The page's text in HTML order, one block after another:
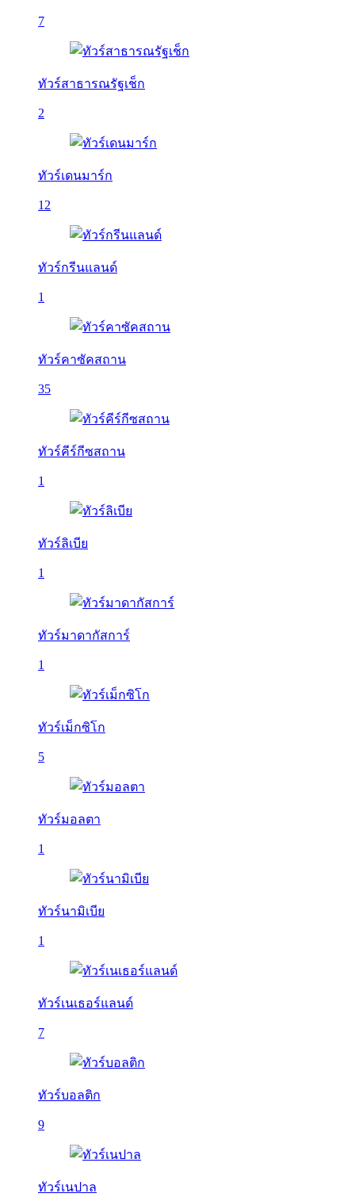
7
ทัวร์สาธารณรัฐเช็ก
2
ทัวร์เดนมาร์ก
12
ทัวร์กรีนแลนด์
1
ทัวร์คาซัคสถาน
35
ทัวร์คีร์กีซสถาน
1
ทัวร์ลิเบีย
1
ทัวร์มาดากัสการ์
1
ทัวร์เม็กซิโก
5
ทัวร์มอลตา
1
ทัวร์นามิเบีย
1
ทัวร์เนเธอร์แลนด์
7
ทัวร์บอลติก
9
ทัวร์เนปาล